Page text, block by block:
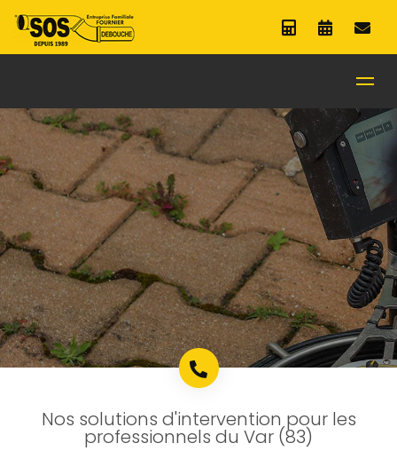
Nos solutions d'intervention pour les
professionnels du Var (83)